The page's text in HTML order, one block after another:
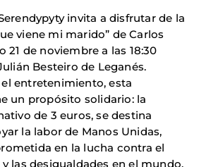
invita a disfrutar de la
viene mi marido” de Carlos
21 de noviembre a las 18:30
Besteiro de Leganés.
el entretenimiento, esta
un propósito solidario: la
de 3 euros, se destina
la labor de Manos Unidas,
en la lucha contra el
las desigualdades en el mundo.